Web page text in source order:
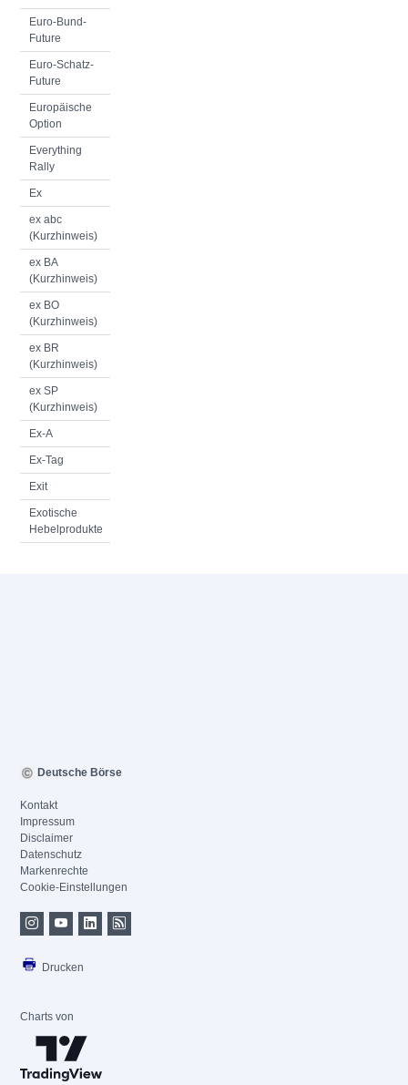
Euro-Bund-
Future
Euro-Schatz-
Future
Europäische
Option
Everything
Rally
Ex
ex abc
(Kurzhinweis)
ex BA
(Kurzhinweis)
ex BO
(Kurzhinweis)
ex BR
(Kurzhinweis)
ex SP
(Kurzhinweis)
Ex-A
Ex-Tag
Exit
Exotische
Hebelprodukte
Deutsche Börse
Kontakt
Impressum
Disclaimer
Datenschutz
Markenrechte
Cookie-Einstellungen
Drucken
Charts von